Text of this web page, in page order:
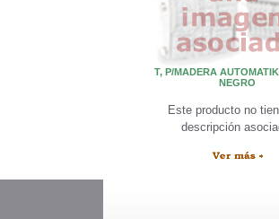
T, P/MADERA
NEGRO
Este producto no
descripción